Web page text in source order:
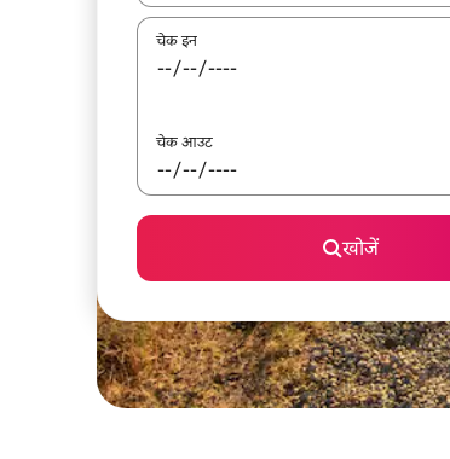
चेक इन
चेक आउट
खोजें